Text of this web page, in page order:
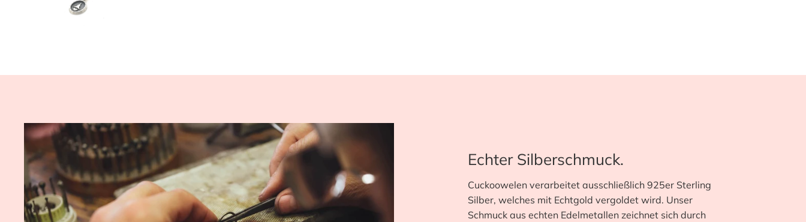
Echter Silberschmuck.
Cuckoowelen verarbeitet ausschließlich 925er Sterling
Silber, welches mit Echtgold vergoldet wird. Unser
Schmuck aus echten Edelmetallen zeichnet sich durch